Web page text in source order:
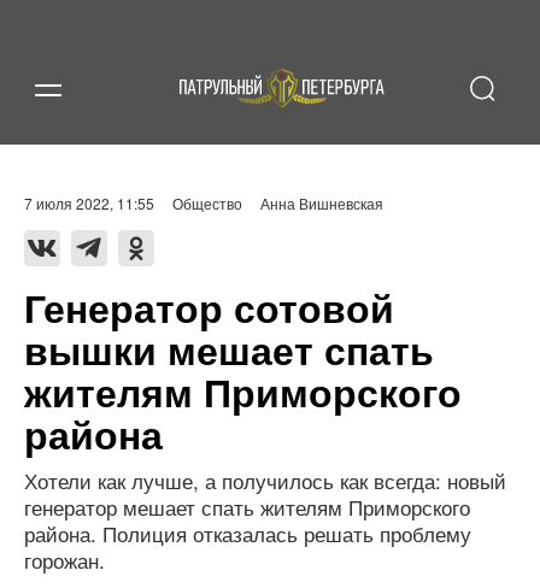
7 июля 2022, 11:55 Общество Анна Вишневская
Генератор сотовой
вышки мешает спать
жителям Приморского
района
Хотели как лучше, а получилось как всегда: новый
генератор мешает спать жителям Приморского
района. Полиция отказалась решать проблему
горожан.